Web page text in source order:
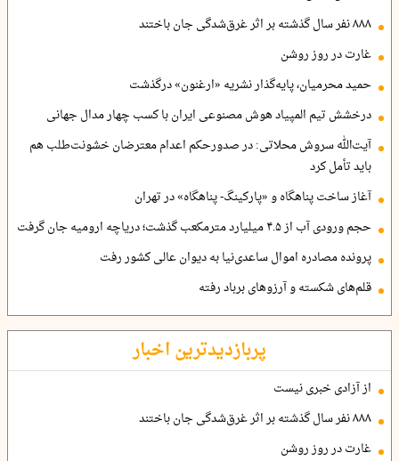
۸۸۸ نفر سال گذشته بر اثر غرق‌شدگی جان باختند
غارت در روز روشن
حمید محرمیان، پایه‌گذار نشریه «ارغنون» درگذشت
درخشش تیم المپیاد هوش مصنوعی ایران با کسب چهار مدال جهانی
آیت‌الله سروش محلاتی: در صدورحکم اعدام معترضان خشونت‌طلب هم
باید تأمل کرد
آغاز ساخت پناهگاه و «پارکینگ- پناهگاه» در تهران
حجم ورودی آب از ۴.۵ میلیارد مترمکعب گذشت؛ دریاچه ارومیه جان گرفت
پرونده مصادره اموال ساعدی‌نیا به دیوان عالی کشور رفت
قلم‌های شکسته و آرزوهای برباد رفته
پربازدیدترین اخبار
از آزادی خبری نیست
۸۸۸ نفر سال گذشته بر اثر غرق‌شدگی جان باختند
غارت در روز روشن